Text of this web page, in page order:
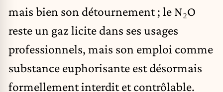
mais bien son détournement ; le N₂O
reste un gaz licite dans ses usages
professionnels, mais son emploi comme
substance euphorisante est désormais
formellement interdit et contrôlable.